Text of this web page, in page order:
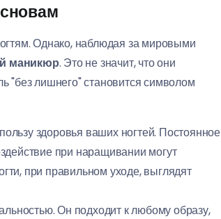
Однако, наблюдая за мировыми
маникюр. Это не значит, что они
"без лишнего" становится символом
здоровья ваших ногтей. Постоянное
при наращивании могут
при правильном уходе, выглядят
Он подходит к любому образу,